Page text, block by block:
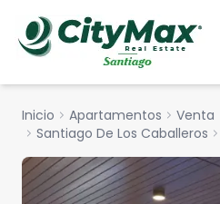
Inicio chevron_right Apartamentos chevron_right Venta
chevron_right Santiago De Los Caballeros chevron_right